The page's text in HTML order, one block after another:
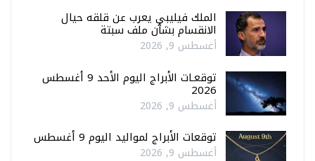
الملك فيليبي يعرب عن قلقه حيال
الانقسام بشأن ملف سبتة
أغسطس 9, 2026
توقعـات الأبراج اليوم الأحد 9 أغسطس
2026
أغسطس 9, 2026
توقعات الأبراج لمواليد اليوم 9 أغسطس
أغسطس 9, 2026